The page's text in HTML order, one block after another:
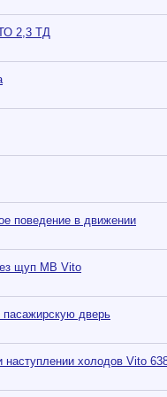
2,3 ТД
поведение в движении
щуп MB Vito
пасажирскую дверь
наступлении холодов Vito